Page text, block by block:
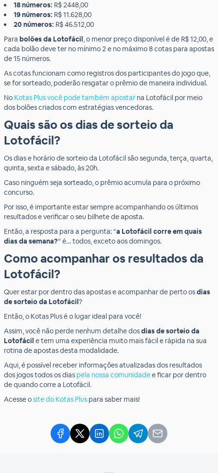
18 números: R$ 2448,00
19 números: R$ 11.628,00
20 números: R$ 46.512,00
Para bolões da Lotofácil, o menor preço disponível é de R$ 12,00, e
cada bolão deve ter no mínimo 2 e no máximo 8 cotas para apostas
de 15 números.
As cotas funcionam como registros dos participantes do jogo que,
se for sorteado, poderão resgatar o prêmio de maneira individual.
No Kotas Plus você pode também apostar na Lotofácil por meio
dos bolões criados com estratégias vencedoras.
Quais são os dias de sorteio da
Lotofácil?
Os dias e horário de sorteio da Lotofácil são segunda, terça, quarta,
quinta, sexta e sábado, às 20h.
Caso ninguém seja sorteado, o prêmio acumula para o próximo
concurso.
Por isso, é importante estar sempre acompanhando os últimos
resultados e verificar o seu bilhete de aposta.
Então, a resposta para a pergunta: “a Lotofácil corre em quais
dias da semana?” é… todos, exceto aos domingos.
Como acompanhar os resultados da
Lotofácil?
Quer estar por dentro das apostas e acompanhar de perto osdias
de sorteio da Lotofácil?
Então, o Kotas Plus é o lugar ideal para você!
Assim, você não perde nenhum detalhe dosdias de sorteio da
Lotofácil e tem uma experiência muito mais fácil e rápida na sua
rotina de apostas desta modalidade.
Aqui, é possível receber informações atualizadas dos resultados
dos jogos todos os dias pela nossa comunidadee ficar por dentro
de quando corre a Lotofácil.
Acesse osite do Kotas Plus para saber mais!